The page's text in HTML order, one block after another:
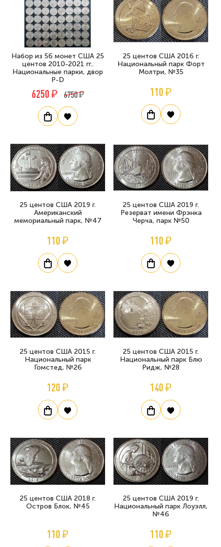
Набор из 56 монет США 25
центов 2010-2021 гг..
Национальные парки, двор
P-D
6250 ₽ 6750 ₽
25 центов США 2016 г.
Национальный парк Форт
Молтри, №35
110 ₽
25 центов США 2019 г.
Американский
мемориальный парк, №47
110 ₽
25 центов США 2019 г.
Резерват имени Фрэнка
Черча, парк №50
110 ₽
25 центов США 2015 г.
Национальный парк
Гомстед, №26
120 ₽
25 центов США 2015 г.
Национальный парк Блю
Ридж, №28
140 ₽
25 центов США 2018 г.
Остров Блок, №45
110 ₽
25 центов США 2019 г.
Национальный парк Лоуэлл,
№46
110 ₽